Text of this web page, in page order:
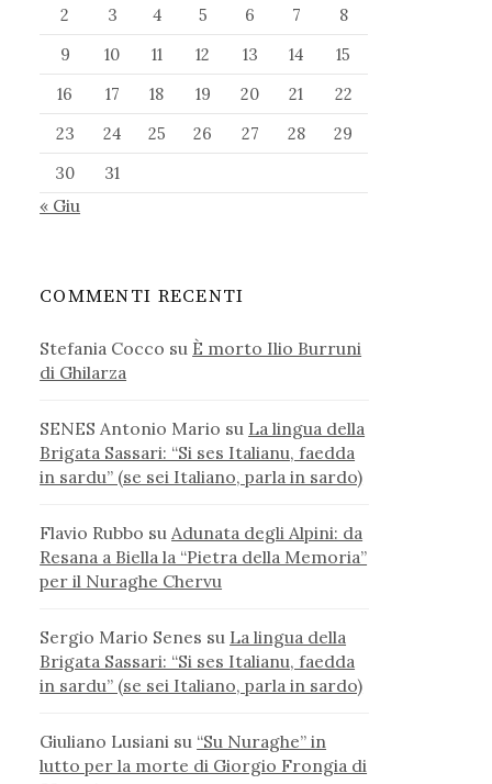
2
3 4 5 6 7
8
9
10 11 12 13 14
15
16
17 18 19 20 21
22
23
24 25 26 27 28
29
30
31
« Giu
COMMENTI RECENTI
Stefania Cocco su È morto Ilio Burruni
di Ghilarza
SENES Antonio Mario su La lingua della
Brigata Sassari: “Si ses Italianu, faedda
in sardu” (se sei Italiano, parla in sardo)
Flavio Rubbo su Adunata degli Alpini: da
Resana a Biella la “Pietra della Memoria”
per il Nuraghe Chervu
Sergio Mario Senes su La lingua della
Brigata Sassari: “Si ses Italianu, faedda
in sardu” (se sei Italiano, parla in sardo)
Giuliano Lusiani su “Su Nuraghe” in
lutto per la morte di Giorgio Frongia di